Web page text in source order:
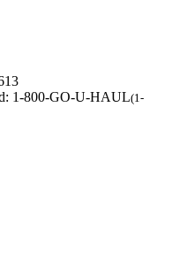
1-800-GO-U-HAUL(1-